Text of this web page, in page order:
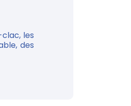
les
des